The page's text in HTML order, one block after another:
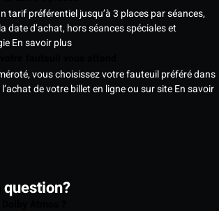
tarif préférentiel jusqu’à 3 places par séances,
date d’achat, hors séances spéciales et
En savoir plus
vous choisissez votre fauteuil préféré dans
de votre billet en ligne ou sur siteEn savoir
question?